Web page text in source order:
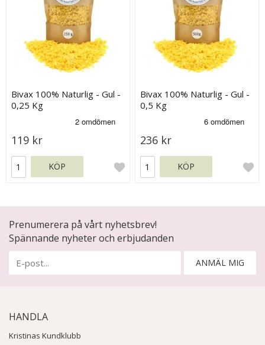
Bivax 100% Naturlig - Gul -
0,25 Kg
119 kr
KÖP
Bivax 100% Naturlig - Gul -
0,5 Kg
236 kr
KÖP
Prenumerera på vårt nyhetsbrev!
Spännande nyheter och erbjudanden
ANMÄL MIG
HANDLA
Kristinas Kundklubb